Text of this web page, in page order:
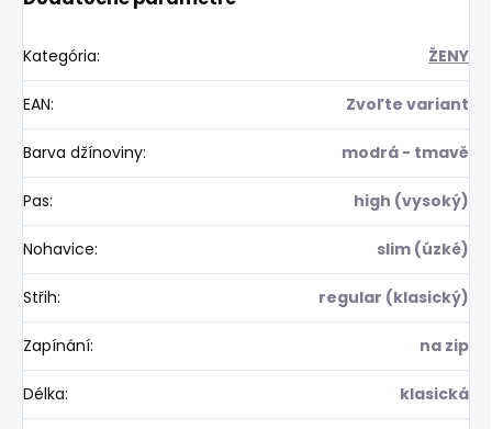
Kategória: ŽENY
EAN: Zvoľte variant
Barva džínoviny: modrá - tmavě
Pas: high (vysoký)
Nohavice: slim (úzké)
Střih: regular (klasický)
Zapínání: na zip
Délka: klasická